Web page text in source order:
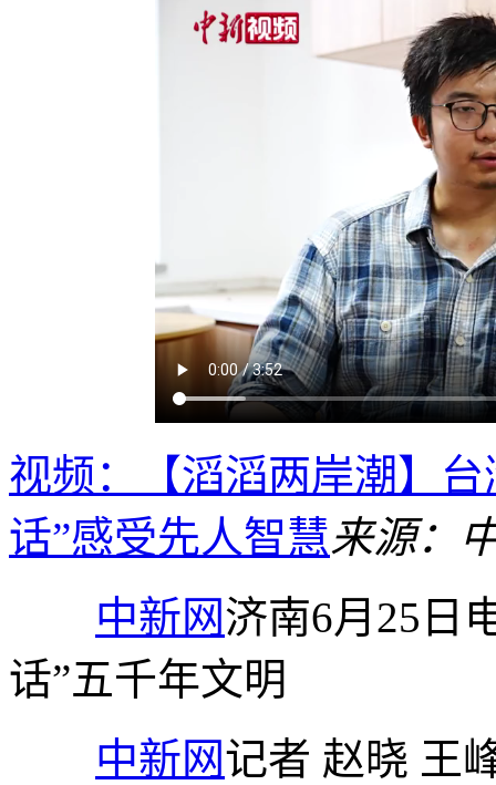
视频：【滔滔两岸潮】
话”感受先人智慧来源：
中新网济南6月25日
话”五千年文明
中新网记者 赵晓 王